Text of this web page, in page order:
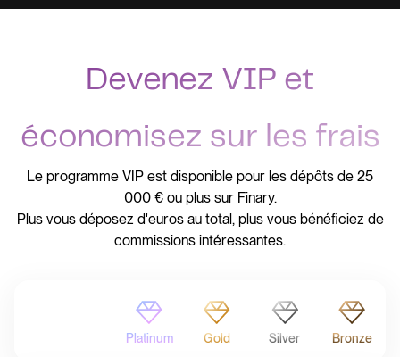
Devenez VIP et
économisez sur les frais
Le programme VIP est disponible pour les dépôts de 25
000 € ou plus sur Finary.
Plus vous déposez d'euros au total, plus vous bénéficiez de
commissions intéressantes.
Platinum Gold Silver Bronze